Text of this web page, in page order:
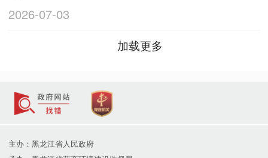
2026-07-03
加载更多
主办：黑龙江省人民政府